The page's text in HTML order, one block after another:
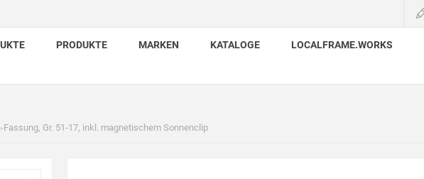
PRODUKTE MARKEN KATALOGE LOCALFRAME.WORKS
Fassung, Gr. 51-17, inkl. magnetischem Sonnenclip